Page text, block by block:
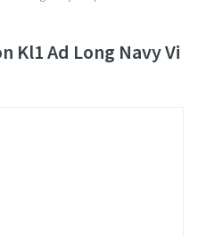
Kl1 Ad Long Navy Vi